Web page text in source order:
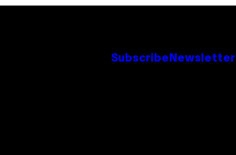
Subscribe Newsletter